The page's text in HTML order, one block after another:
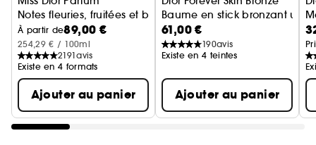
Notes fleuries, fruitées et boisées intenses
À partir de89,00 €
254,29 € / 100ml
2191avis
Existe en 4 formats
Ajouter au panier
Baume en stick bronzant
61,00 €
190avis
Existe en 4 teintes
Ajouter au panier